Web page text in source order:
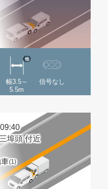
幅3.5～
5.5m
他
信号なし
埠頭 付近
(1)